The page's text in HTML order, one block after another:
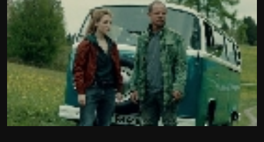
Sport & Freizeit
Tech & IT-Security
Wirtschaft
Wissenschaft & Gesundheit
Deutsch